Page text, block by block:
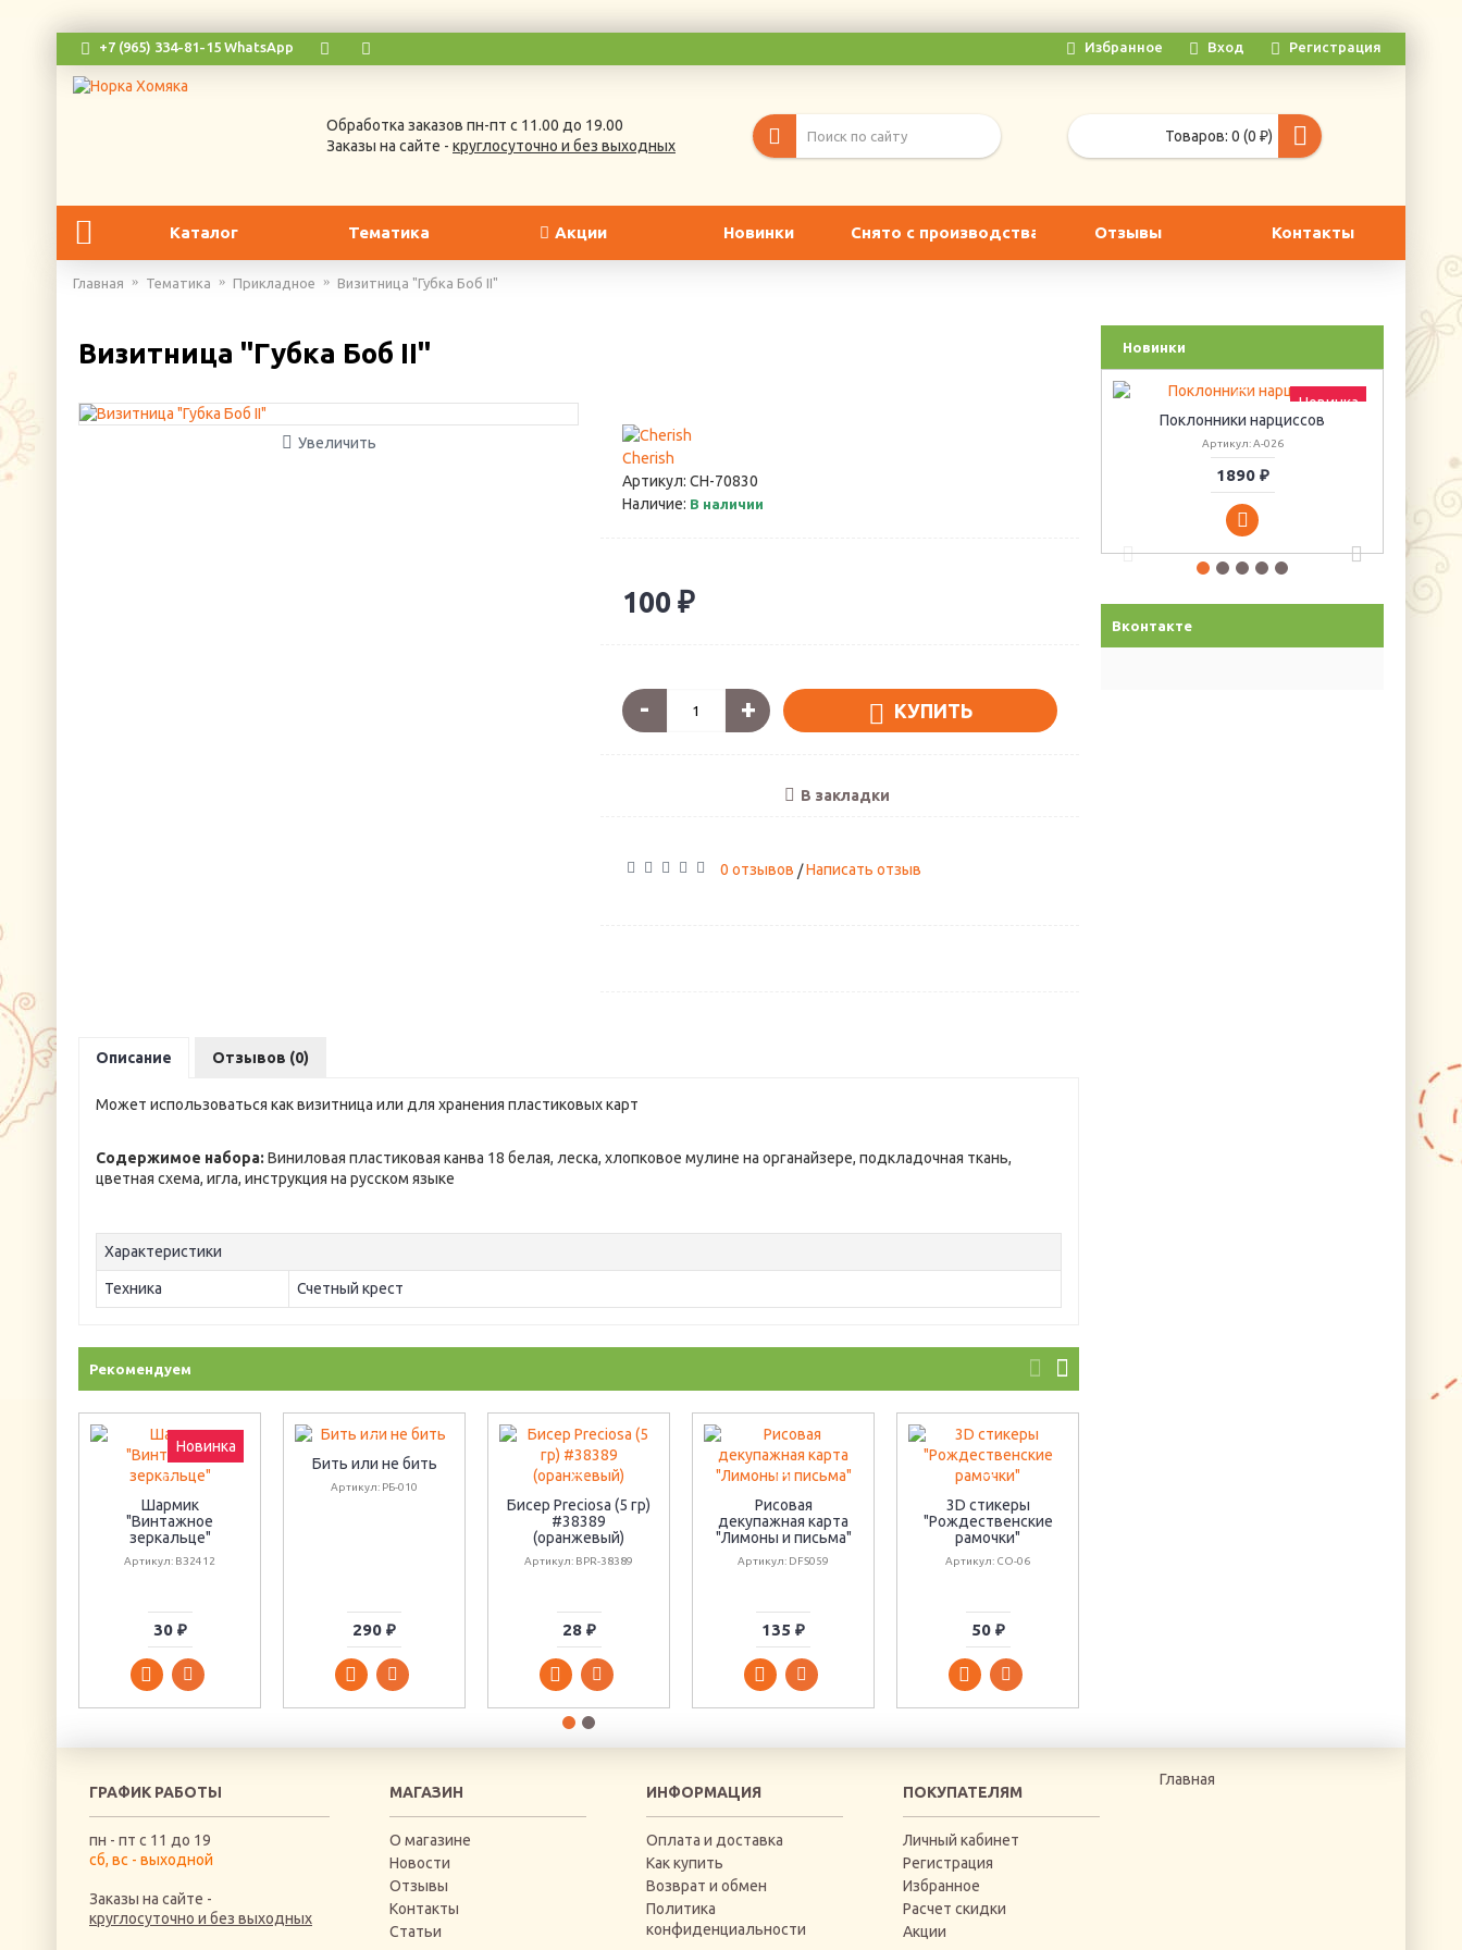
+7 (965) 334-81-15 WhatsApp Избранное Вход Регистрация
Обработка заказов пн-пт с 11.00 до 19.00
Заказы на сайте - круглосуточно и без выходных
Товаров: 0 (0 ₽)
Каталог Тематика Акции Новинки Снято с производства Отзывы Контакты
Главная Тематика Прикладное Визитница "Губка Боб II"
Новинки
Новинка
Поклонники нарциссов
Артикул: А-026
1890 ₽
Вконтакте
Визитница "Губка Боб II"
Увеличить
Cherish
Артикул: CH-70830
Наличие: В наличии
100 ₽
- + КУПИТЬ
В закладки
0 отзывов /Написать отзыв
Описание Отзывов (0)
Может использоваться как визитница или для хранения пластиковых карт
Содержимое набора: Виниловая пластиковая канва 18 белая, леска, хлопковое мулине на органайзере, подкладочная ткань,
цветная схема, игла, инструкция на русском языке
Характеристики
Техника Счетный крест
Рекомендуем
Новинка
Шармик
"Винтажное
зеркальце"
Артикул: ВЗ2412
30 ₽
Бить или не бить
Артикул: РБ-010
290 ₽
Бисер Preciosa (5 гр)
#38389
(оранжевый)
Артикул: BPR-38389
28 ₽
Рисовая
декупажная карта
"Лимоны и письма"
Артикул: DFS059
135 ₽
3D стикеры
"Рождественские
рамочки"
Артикул: CO-06
50 ₽
ГРАФИК РАБОТЫ
пн - пт с 11 до 19
сб, вс - выходной
Заказы на сайте -
круглосуточно и без выходных
МАГАЗИН
О магазине
Новости
Отзывы
Контакты
Статьи
ИНФОРМАЦИЯ
Оплата и доставка
Как купить
Возврат и обмен
Политика
конфиденциальности
ПОКУПАТЕЛЯМ
Личный кабинет
Регистрация
Избранное
Расчет скидки
Акции
Главная